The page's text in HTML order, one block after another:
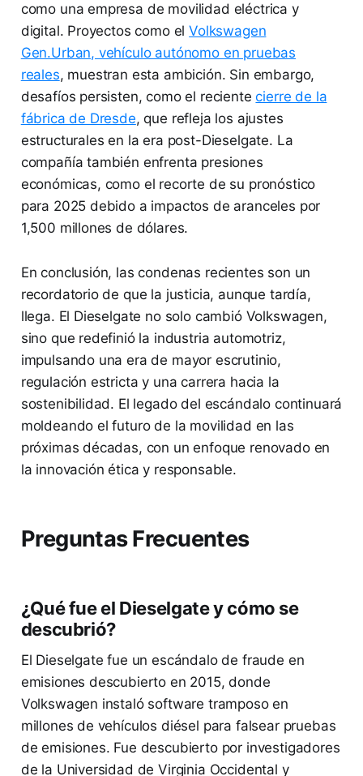
como una empresa de movilidad eléctrica y
digital. Proyectos como elVolkswagen
Gen.Urban, vehículo autónomo en pruebas
reales, muestran esta ambición. Sin embargo,
desafíos persisten, como el recientecierre de la
fábrica de Dresde, que refleja los ajustes
estructurales en la era post-Dieselgate. La
compañía también enfrenta presiones
económicas, como el recorte de su pronóstico
para 2025 debido a impactos de aranceles por
1,500 millones de dólares.
En conclusión, las condenas recientes son un
recordatorio de que la justicia, aunque tardía,
llega. El Dieselgate no solo cambió Volkswagen,
sino que redefinió la industria automotriz,
impulsando una era de mayor escrutinio,
regulación estricta y una carrera hacia la
sostenibilidad. El legado del escándalo continuará
moldeando el futuro de la movilidad en las
próximas décadas, con un enfoque renovado en
la innovación ética y responsable.
Preguntas Frecuentes
¿Qué fue el Dieselgate y cómo se
descubrió?
El Dieselgate fue un escándalo de fraude en
emisiones descubierto en 2015, donde
Volkswagen instaló software tramposo en
millones de vehículos diésel para falsear pruebas
de emisiones. Fue descubierto por investigadores
de la Universidad de Virginia Occidental y